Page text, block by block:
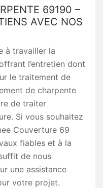
69190 –
AVEC NOS
à travailler la
l’entretien dont
le traitement de
de charpente
de traiter
Si vous souhaitez
Couverture 69
fiables et à la
de nous
une assistance
votre projet.